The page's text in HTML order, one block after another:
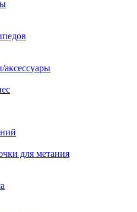
аксессуары
для метания